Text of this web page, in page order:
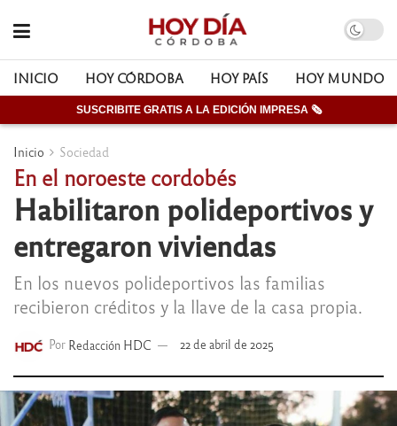
INICIO HOY CÓRDOBA HOY PAÍS HOY MUNDO
SUSCRIBITE GRATIS A LA EDICIÓN IMPRESA 🗞
Inicio Sociedad
En el noroeste cordobés
Habilitaron polideportivos y
entregaron viviendas
En los nuevos polideportivos las familias
recibieron créditos y la llave de la casa propia.
Por Redacción HDC 22 de abril de 2025